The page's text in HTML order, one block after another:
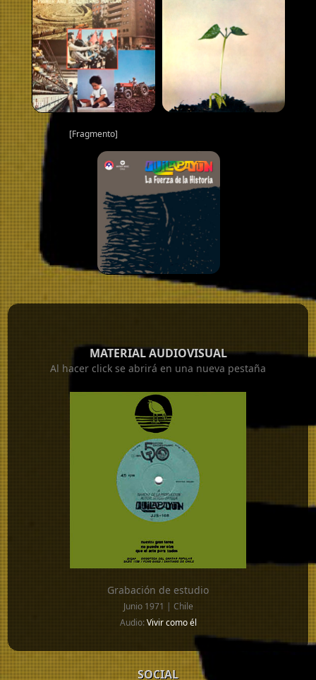
[Fragmento]
MATERIAL AUDIOVISUAL
Al hacer click se abrirá en una nueva pestaña
Grabación de estudio
Junio 1971 | Chile
Audio:Vivir como él
SOCIAL